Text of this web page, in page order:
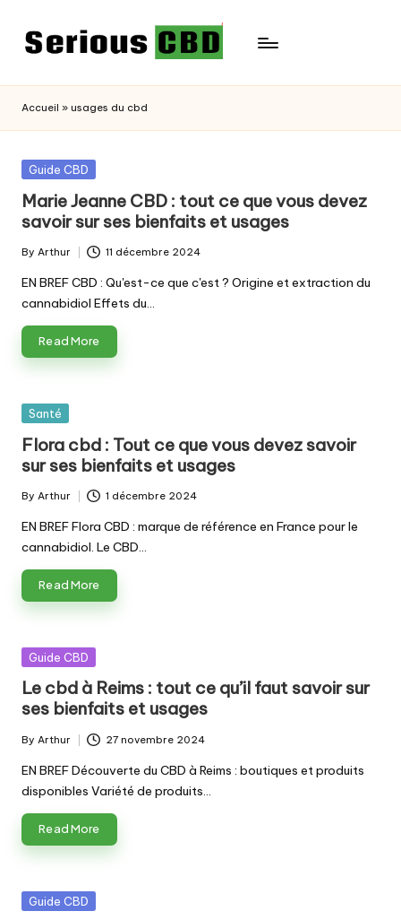
Accueil » usages du cbd
Posted
Guide CBD
Marie Jeanne CBD : tout ce que vous devez
savoir sur ses bienfaits et usages
Posted
by
By Arthur 11 décembre 2024
EN BREF CBD : Qu'est-ce que c'est ? Origine et extraction du
cannabidiol Effets du…
Read More
Posted
Santé
Flora cbd : Tout ce que vous devez savoir
sur ses bienfaits et usages
Posted
by
By Arthur 1 décembre 2024
EN BREF Flora CBD : marque de référence en France pour le
cannabidiol. Le CBD…
Read More
Posted
Guide CBD
Le cbd à Reims : tout ce qu’il faut savoir sur
ses bienfaits et usages
Posted
by
By Arthur 27 novembre 2024
EN BREF Découverte du CBD à Reims : boutiques et produits
disponibles Variété de produits…
Read More
Posted
Guide CBD